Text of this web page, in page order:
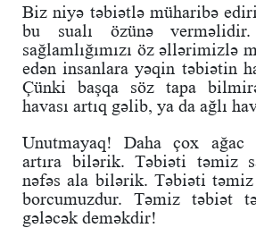
Biz niyə təbiətlə müharibə
bu sualı özünə
sağlamlığımızı öz əllərimizlə
edən insanlara yəqin təbiətin
Çünki başqa söz tapa
havası artıq gəlib, ya da ağlı
Unutmayaq! Daha çox ağac
artıra bilərik. Təbiəti təmiz
nəfəs ala bilərik. Təbiəti
borcumuzdur. Təmiz təbiət
gələcək deməkdir!